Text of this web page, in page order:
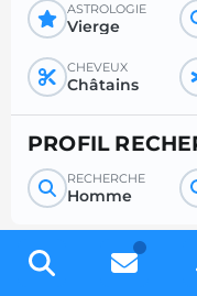
ASTROLOGIE
Vierge
CHEVEUX
Châtains
PROFIL
RECHERCHE
Homme
Inscrivez-vous